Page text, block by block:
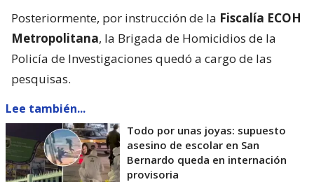
Posteriormente, por instrucción de la Fiscalía ECOH
Metropolitana, la Brigada de Homicidios de la
Policía de Investigaciones quedó a cargo de las
pesquisas.
Lee también...
Todo por unas joyas: supuesto
asesino de escolar en San
Bernardo queda en internación
provisoria